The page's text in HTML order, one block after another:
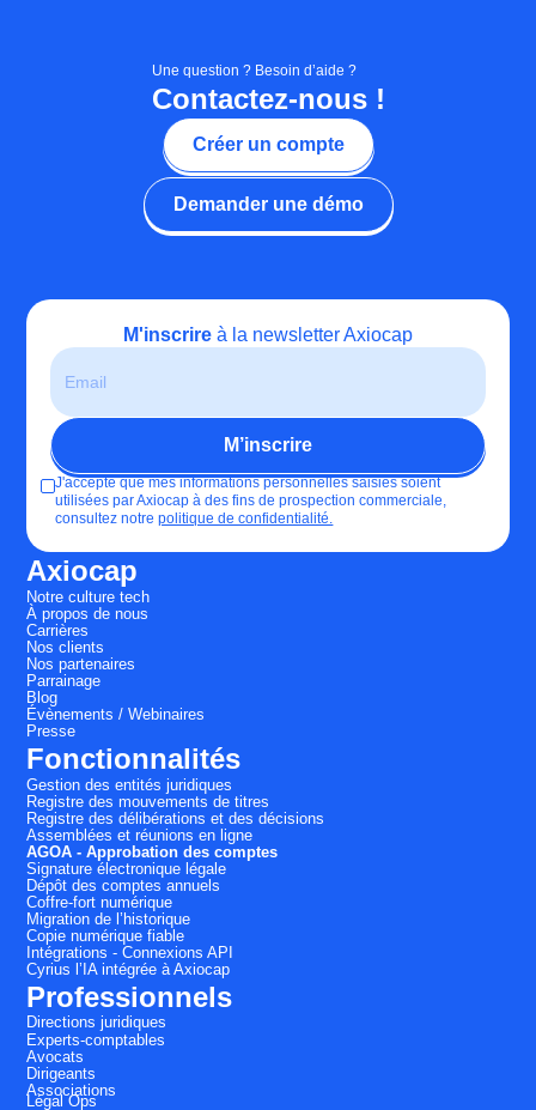
Créer un compte
Demander une démo
Contactez-nous !
Une question ? Besoin d’aide ?
M'inscrire à la newsletter Axiocap
J'accepte que mes informations personnelles saisies soient
utilisées par Axiocap à des fins de prospection commerciale,
consultez notrepolitique de confidentialité.
Axiocap
Notre culture tech
À propos de nous
Carrières
Nos clients
Nos partenaires
Parrainage
Blog
Évènements / Webinaires
Presse
Fonctionnalités
Gestion des entités juridiques
Registre des mouvements de titres
Registre des délibérations et des décisions
Assemblées et réunions en ligne
AGOA - Approbation des comptes
Signature électronique légale
Dépôt des comptes annuels
Coffre-fort numérique
Migration de l’historique
Copie numérique fiable
Intégrations - Connexions API
Cyrius l’IA intégrée à Axiocap
Professionnels
Directions juridiques
Experts-comptables
Avocats
Dirigeants
Associations
Légal Ops